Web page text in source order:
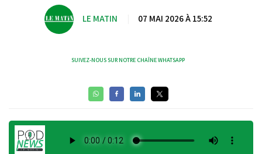
LE MATIN 07 MAI 2026 À 15:52
SUIVEZ-NOUS SUR NOTRE CHAÎNE WHATSAPP